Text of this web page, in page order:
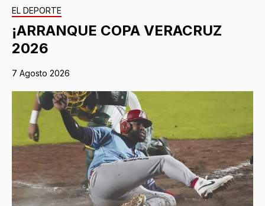
EL DEPORTE
¡ARRANQUE COPA VERACRUZ
2026
7 Agosto 2026